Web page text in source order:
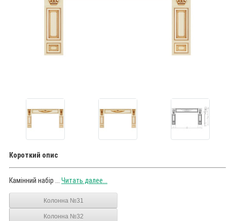
Короткий опис
Камінний набір ... Читать далее...
Колонна №31
Колонна №32